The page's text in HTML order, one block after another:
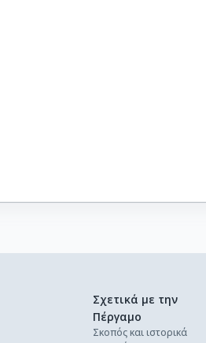
Σχετικά με την
Πέργαμο
Σκοπός και ιστορικά